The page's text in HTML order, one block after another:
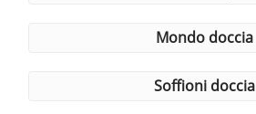
mondo doccia
soffioni doccia